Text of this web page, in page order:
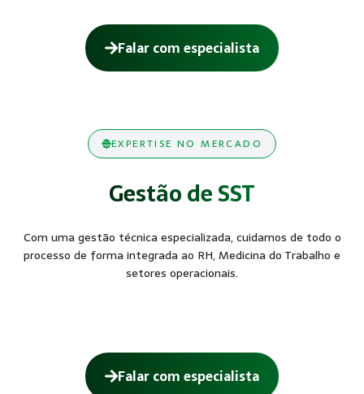
Falar com especialista
EXPERTISE NO MERCADO
Gestão de SST
Com uma gestão técnica especializada, cuidamos de todo o
processo de forma integrada ao RH, Medicina do Trabalho e
setores operacionais.
Falar com especialista